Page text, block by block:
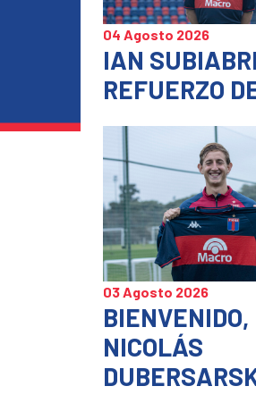
04 Agosto 2026
IAN
REFUERZO
03 Agosto 2026
BIENVENIDO,
NICOLÁS